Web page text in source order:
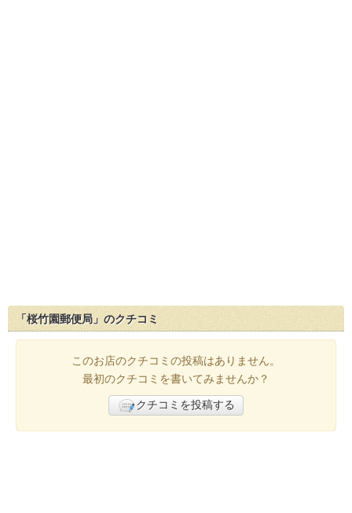
「桜竹園郵便局」のクチコミ
このお店のクチコミの投稿はありません。
最初のクチコミを書いてみませんか？
クチコミを投稿する